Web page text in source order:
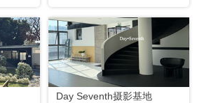
Day Seventh摄影基地